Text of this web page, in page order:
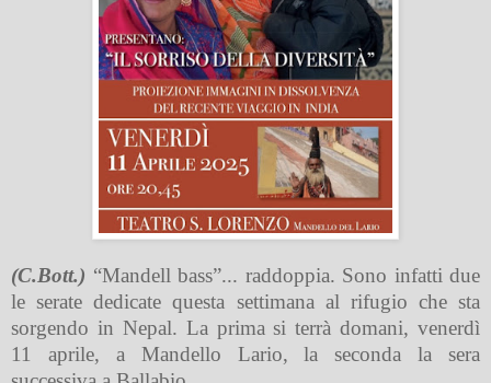
(C.Bott.) “Mandell bass”... raddoppia. Sono infatti due
le serate dedicate questa settimana al rifugio che sta
sorgendo in Nepal. La prima si terrà domani, venerdì
11 aprile, a Mandello Lario, la seconda la sera